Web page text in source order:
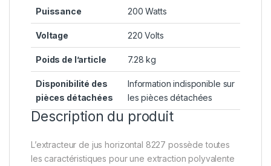
Puissance ‎200 Watts
Voltage ‎220 Volts
Poids de l’article ‎7.28 kg
Disponibilité des
pièces détachées
‎Information indisponible sur
les pièces détachées
Description du produit
L’extracteur de jus horizontal 8227 possède toutes
les caractéristiques pour une extraction polyvalente